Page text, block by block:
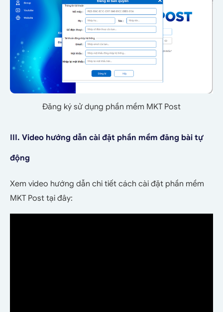
Đăng ký sử dụng phần mềm MKT Post
III. Video hướng dẫn cài đặt phần mềm đăng bài tự
động
Xem video hướng dẫn chi tiết cách cài đặt phần mềm
MKT Post tại đây: